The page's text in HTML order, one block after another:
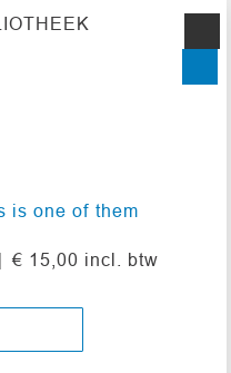
is one of them
€ 15,00 incl. btw